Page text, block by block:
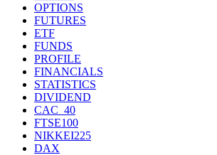
OPTIONS
FUTURES
ETF
FUNDS
PROFILE
FINANCIALS
STATISTICS
DIVIDEND
CAC_40
FTSE100
NIKKEI225
DAX